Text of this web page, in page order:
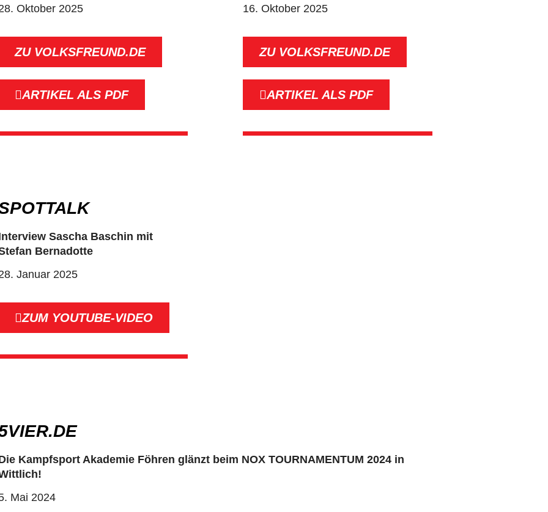
Oktober 2025
ZU VOLKSFREUND.DE
ARTIKEL ALS PDF
16. Oktober 2025
ZU VOLKSFREUND.DE
ARTIKEL ALS PDF
Sascha Baschin mit
Bernadotte
Januar 2025
ZUM YOUTUBE-VIDEO
Kampfsport Akademie Föhren glänzt beim NOX TOURNAMENTUM 2024 in
Mai 2024